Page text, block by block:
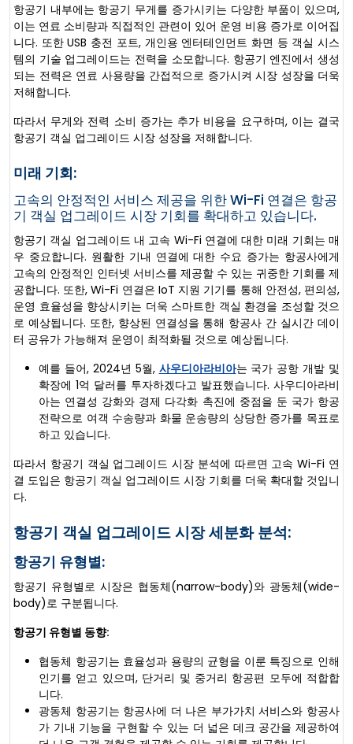
항공기 내부에는 항공기 무게를 증가시키는 다양한 부품이 있으며,
이는 연료 소비량과 직접적인 관련이 있어 운영 비용 증가로 이어집
니다. 또한 USB 충전 포트, 개인용 엔터테인먼트 화면 등 객실 시스
템의 기술 업그레이드는 전력을 소모합니다. 항공기 엔진에서 생성
되는 전력은 연료 사용량을 간접적으로 증가시켜 시장 성장을 더욱
저해합니다.
따라서 무게와 전력 소비 증가는 추가 비용을 요구하며, 이는 결국
항공기 객실 업그레이드 시장 성장을 저해합니다.
미래 기회:
고속의 안정적인 서비스 제공을 위한 Wi-Fi 연결은 항공
기 객실 업그레이드 시장 기회를 확대하고 있습니다.
항공기 객실 업그레이드 내 고속 Wi-Fi 연결에 대한 미래 기회는 매
우 중요합니다. 원활한 기내 연결에 대한 수요 증가는 항공사에게
고속의 안정적인 인터넷 서비스를 제공할 수 있는 귀중한 기회를 제
공합니다. 또한, Wi-Fi 연결은 IoT 지원 기기를 통해 안전성, 편의성,
운영 효율성을 향상시키는 더욱 스마트한 객실 환경을 조성할 것으
로 예상됩니다. 또한, 향상된 연결성을 통해 항공사 간 실시간 데이
터 공유가 가능해져 운영이 최적화될 것으로 예상됩니다.
예를 들어, 2024년 5월, 사우디아라비아는 국가 공항 개발 및
확장에 1억 달러를 투자하겠다고 발표했습니다. 사우디아라비
아는 연결성 강화와 경제 다각화 촉진에 중점을 둔 국가 항공
전략으로 여객 수송량과 화물 운송량의 상당한 증가를 목표로
하고 있습니다.
따라서 항공기 객실 업그레이드 시장 분석에 따르면 고속 Wi-Fi 연
결 도입은 항공기 객실 업그레이드 시장 기회를 더욱 확대할 것입니
다.
항공기 객실 업그레이드 시장 세분화 분석:
항공기 유형별:
항공기 유형별로 시장은 협동체(narrow-body)와 광동체(wide-
body)로 구분됩니다.
항공기 유형별 동향:
협동체 항공기는 효율성과 용량의 균형을 이룬 특징으로 인해
인기를 얻고 있으며, 단거리 및 중거리 항공편 모두에 적합합
니다.
광동체 항공기는 항공사에 더 나은 부가가치 서비스와 항공사
가 기내 기능을 구현할 수 있는 더 넓은 데크 공간을 제공하여